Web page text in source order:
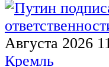
Августа 2026
Кремль